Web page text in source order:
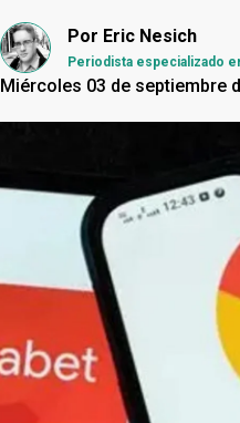
Por Eric Nesich
Periodista especializado
Miércoles 03 de septiembre